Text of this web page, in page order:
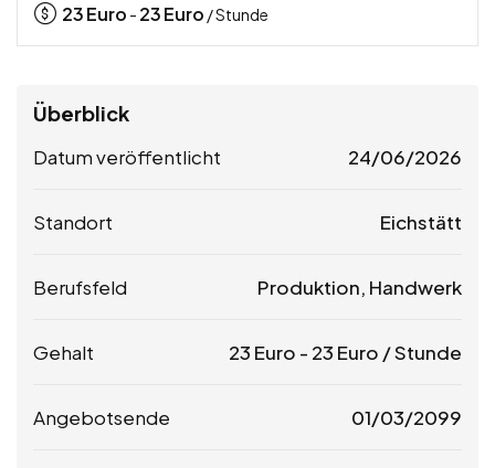
23Euro - 23Euro / Stunde
Überblick
Datum veröffentlicht 24/06/2026
Standort Eichstätt
Berufsfeld Produktion, Handwerk
Gehalt 23 Euro - 23 Euro / Stunde
Angebotsende 01/03/2099